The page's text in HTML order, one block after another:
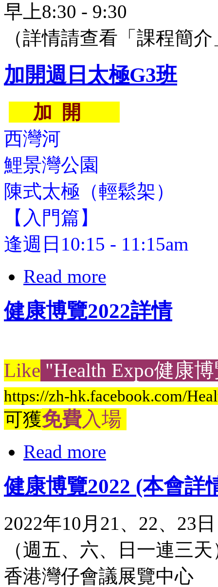
早上8:30 - 9:30
（詳情請查看「課程簡
加開週日太極G3班
加 開
西灣河
鯉景灣公園
陳式太極（輕鬆架）
【入門篇】
逢週日10:15 - 11:15am
Read more
健康博覽2022詳情
Like "Health Expo健康
https://zh-hk.facebook.com/
可獲免費入場
Read more
健康博覽2022 (本會詳
2022年10月21、22、23日
（週五、六、日一連三天
香港灣仔會議展覽中心